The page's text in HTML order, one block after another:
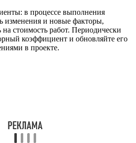
в процессе выполнения
изменения и новые факторы,
стоимость работ. Периодически
коэффициент и обновляйте его
в проекте.